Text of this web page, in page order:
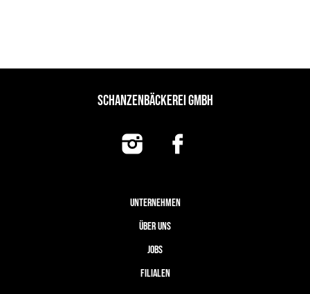
SCHANZENBÄCKEREI GMBH
UNTERNEHMEN
ÜBER UNS
JOBS
FILIALEN